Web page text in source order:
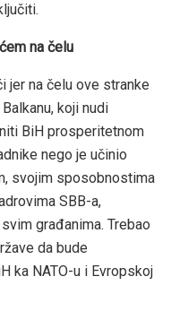
na čelu
jer na čelu ove stranke
koji nudi
BiH prosperitetnom
nego je učinio
svojim sposobnostima
SBB-a,
građanima. Trebao
da bude
ka NATO-u i Evropskoj